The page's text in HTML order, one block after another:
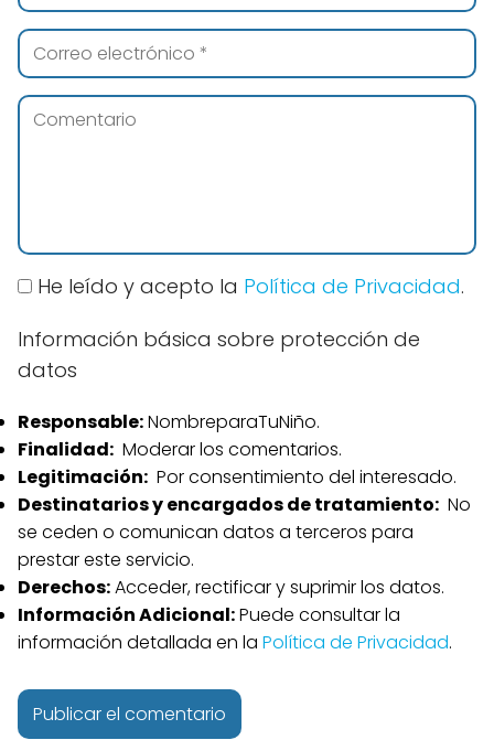
He leído y acepto la Política de Privacidad.
Información básica sobre protección de
datos
Responsable:NombreparaTuNiño.
Finalidad: Moderar los comentarios.
Legitimación: Por consentimiento del interesado.
Destinatarios y encargados de tratamiento: No
se ceden o comunican datos a terceros para
prestar este servicio.
Derechos:Acceder, rectificar y suprimir los datos.
Información Adicional:Puede consultar la
información detallada en la Política de Privacidad.